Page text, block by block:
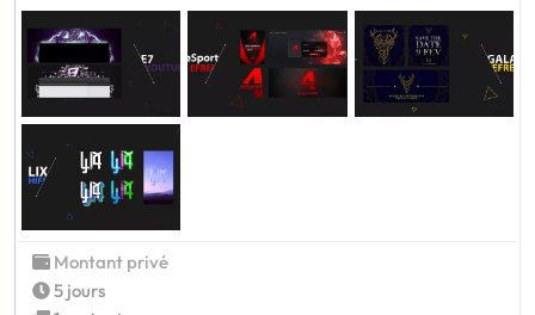
Montant privé
5 jours